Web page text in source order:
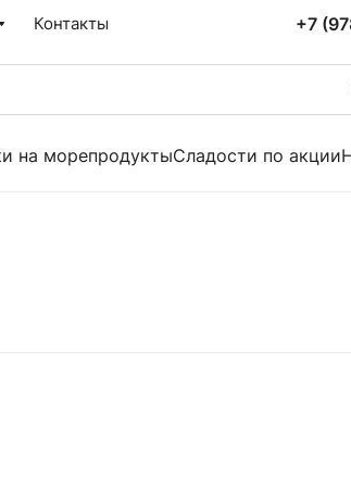
Контакты +7
на морепродуктыСладости по акции